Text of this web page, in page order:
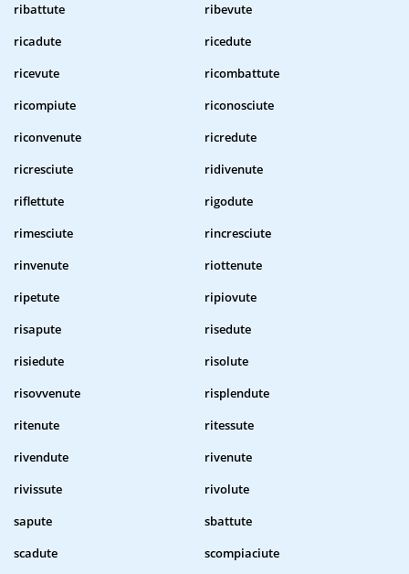
ribattute
ribevute
ricadute
ricedute
ricevute
ricombattute
ricompiute
riconosciute
riconvenute
ricredute
ricresciute
ridivenute
riflettute
rigodute
rimesciute
rincresciute
rinvenute
riottenute
ripetute
ripiovute
risapute
risedute
risiedute
risolute
risovvenute
risplendute
ritenute
ritessute
rivendute
rivenute
rivissute
rivolute
sapute
sbattute
scadute
scompiaciute